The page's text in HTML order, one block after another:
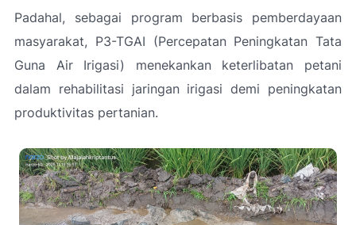
Padahal, sebagai program berbasis pemberdayaan
masyarakat, P3-TGAI (Percepatan Peningkatan Tata
Guna Air Irigasi) menekankan keterlibatan petani
dalam rehabilitasi jaringan irigasi demi peningkatan
produktivitas pertanian.